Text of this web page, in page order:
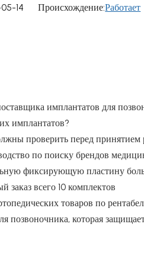
05-14 Происхождение:Работает
имплантатов?
всего 10 комплектов